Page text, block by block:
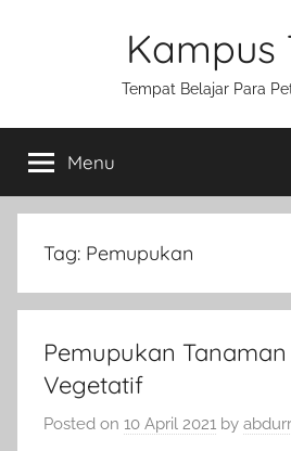
Kampus
Tempat Belajar Para
Menu
Tag: Pemupukan
Pemupukan
Vegetatif
Posted on 10 April 2021 by